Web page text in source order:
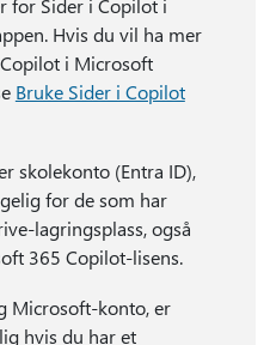
for Sider i Copilot i
Hvis du vil ha mer
i Microsoft
Bruke Sider i Copilot
skolekonto (Entra ID),
for de som har
lagringsplass, også
365 Copilot-lisens.
Microsoft-konto, er
hvis du har et